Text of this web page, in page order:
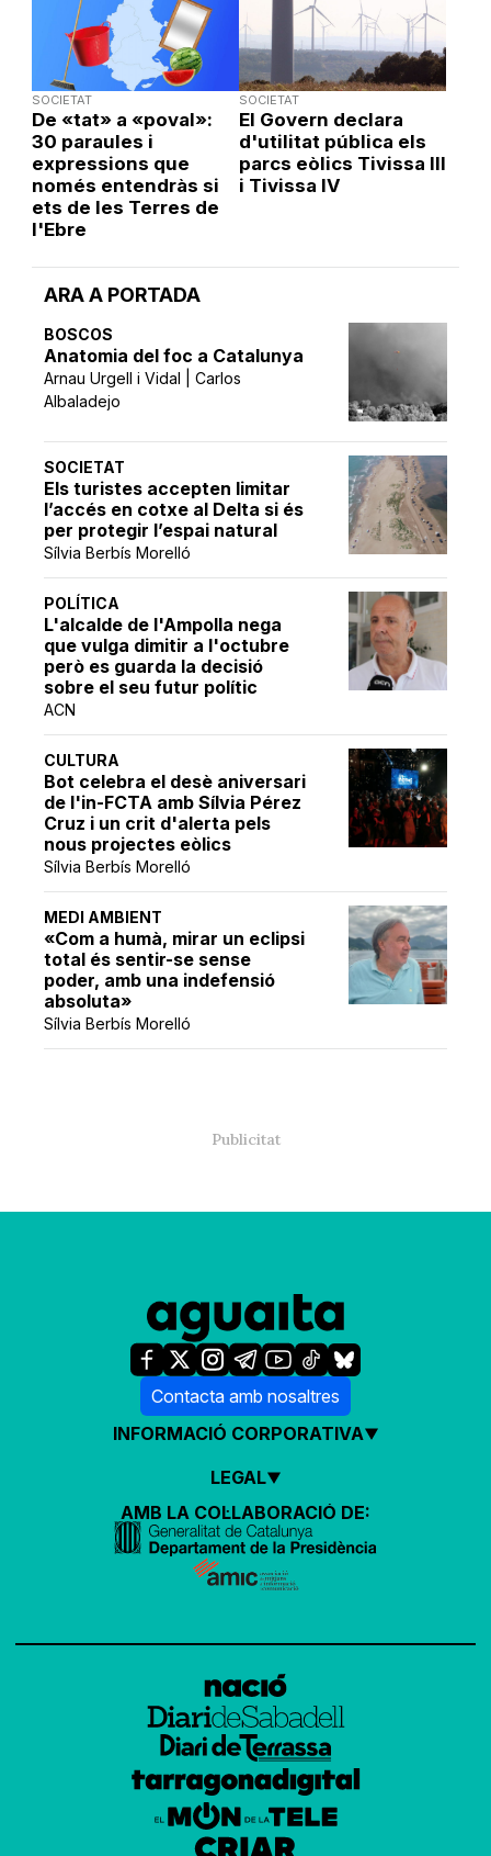
ARA A PORTADA
BOSCOS
Anatomia del foc a Catalunya
Arnau Urgell i Vidal | Carlos
Albaladejo
SOCIETAT
Els turistes accepten limitar
l’accés en cotxe al Delta si és
per protegir l’espai natural
Sílvia Berbís Morelló
POLÍTICA
L'alcalde de l'Ampolla nega
que vulga dimitir a l'octubre
però es guarda la decisió
sobre el seu futur polític
ACN
CULTURA
Bot celebra el desè aniversari
de l'in-FCTA amb Sílvia Pérez
Cruz i un crit d'alerta pels
nous projectes eòlics
Sílvia Berbís Morelló
MEDI AMBIENT
«Com a humà, mirar un eclipsi
total és sentir-se sense
poder, amb una indefensió
absoluta»
Sílvia Berbís Morelló
SOCIETAT
De «tat» a «poval»:
30 paraules i
expressions que
només entendràs si
ets de les Terres de
l'Ebre
SOCIETAT
El Govern declara
d'utilitat pública els
parcs eòlics Tivissa III
i Tivissa IV
Contacta amb nosaltres
INFORMACIÓ CORPORATIVA
LEGAL
AMB LA COL·LABORACIÓ DE: